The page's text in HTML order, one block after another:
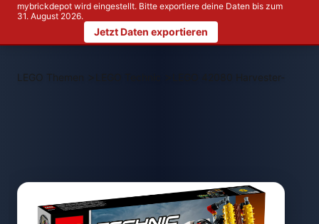
mybrickdepot wird eingestellt. Bitte exportiere deine Daten bis zum
31. August 2026.
Jetzt Daten exportieren
LEGO Themen > LEGO 42080 Harvester-